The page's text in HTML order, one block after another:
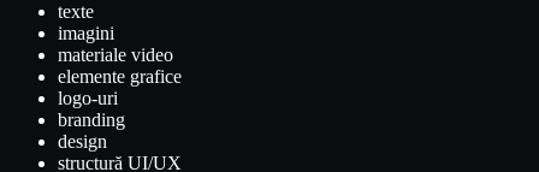
texte
imagini
materiale video
elemente grafice
logo-uri
branding
design
structură UI/UX